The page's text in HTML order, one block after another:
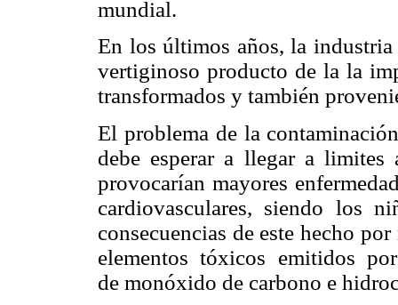
mundial.
En los últimos años, la
vertiginoso producto de la la
transformados y también
El problema de la
debe esperar a llegar a limites
provocarían mayores
cardiovasculares, siendo los
consecuencias de este hecho
elementos tóxicos emitidos
de monóxido de carbono e